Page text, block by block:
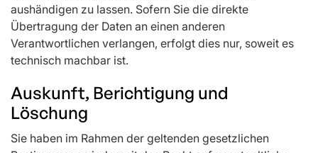
aushändigen zu lassen. Sofern Sie die direkte
Übertragung der Daten an einen anderen
Verantwortlichen verlangen, erfolgt dies nur, soweit es
technisch machbar ist.
Auskunft, Berichtigung und
Löschung
Sie haben im Rahmen der geltenden gesetzlichen